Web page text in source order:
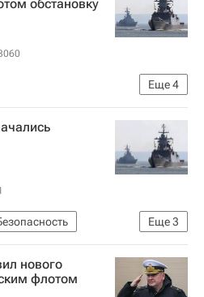
обстановку
Еще4
Еще3
область
нового
флотом